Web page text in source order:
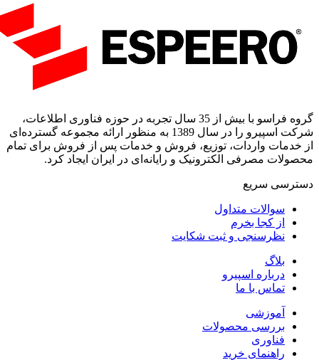
گروه فراسو با بیش از 35 سال تجربه در حوزه فناوری اطلاعات،
شرکت اسپیرو را در سال 1389 به منظور ارائه مجموعه گسترده‌ای
واردات، توزیع، فروش و خدمات پس از فروش برای تمام
مصرفی الکترونیک و رایانه‌ای در ایران ایجاد کرد.
سریع
سوالات متداول
از کجا بخرم
نظرسنجی و ثبت شکایت
بلاگ
درباره اسپیرو
تماس با ما
آموزشی
بررسی محصولات
فناوری
راهنمای خرید